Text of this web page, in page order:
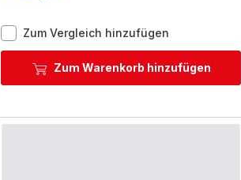
Zum Vergleich hinzufügenEmotion+
Bratpfanne
28
Antihaft-
Zum Warenkorb hinzufügen